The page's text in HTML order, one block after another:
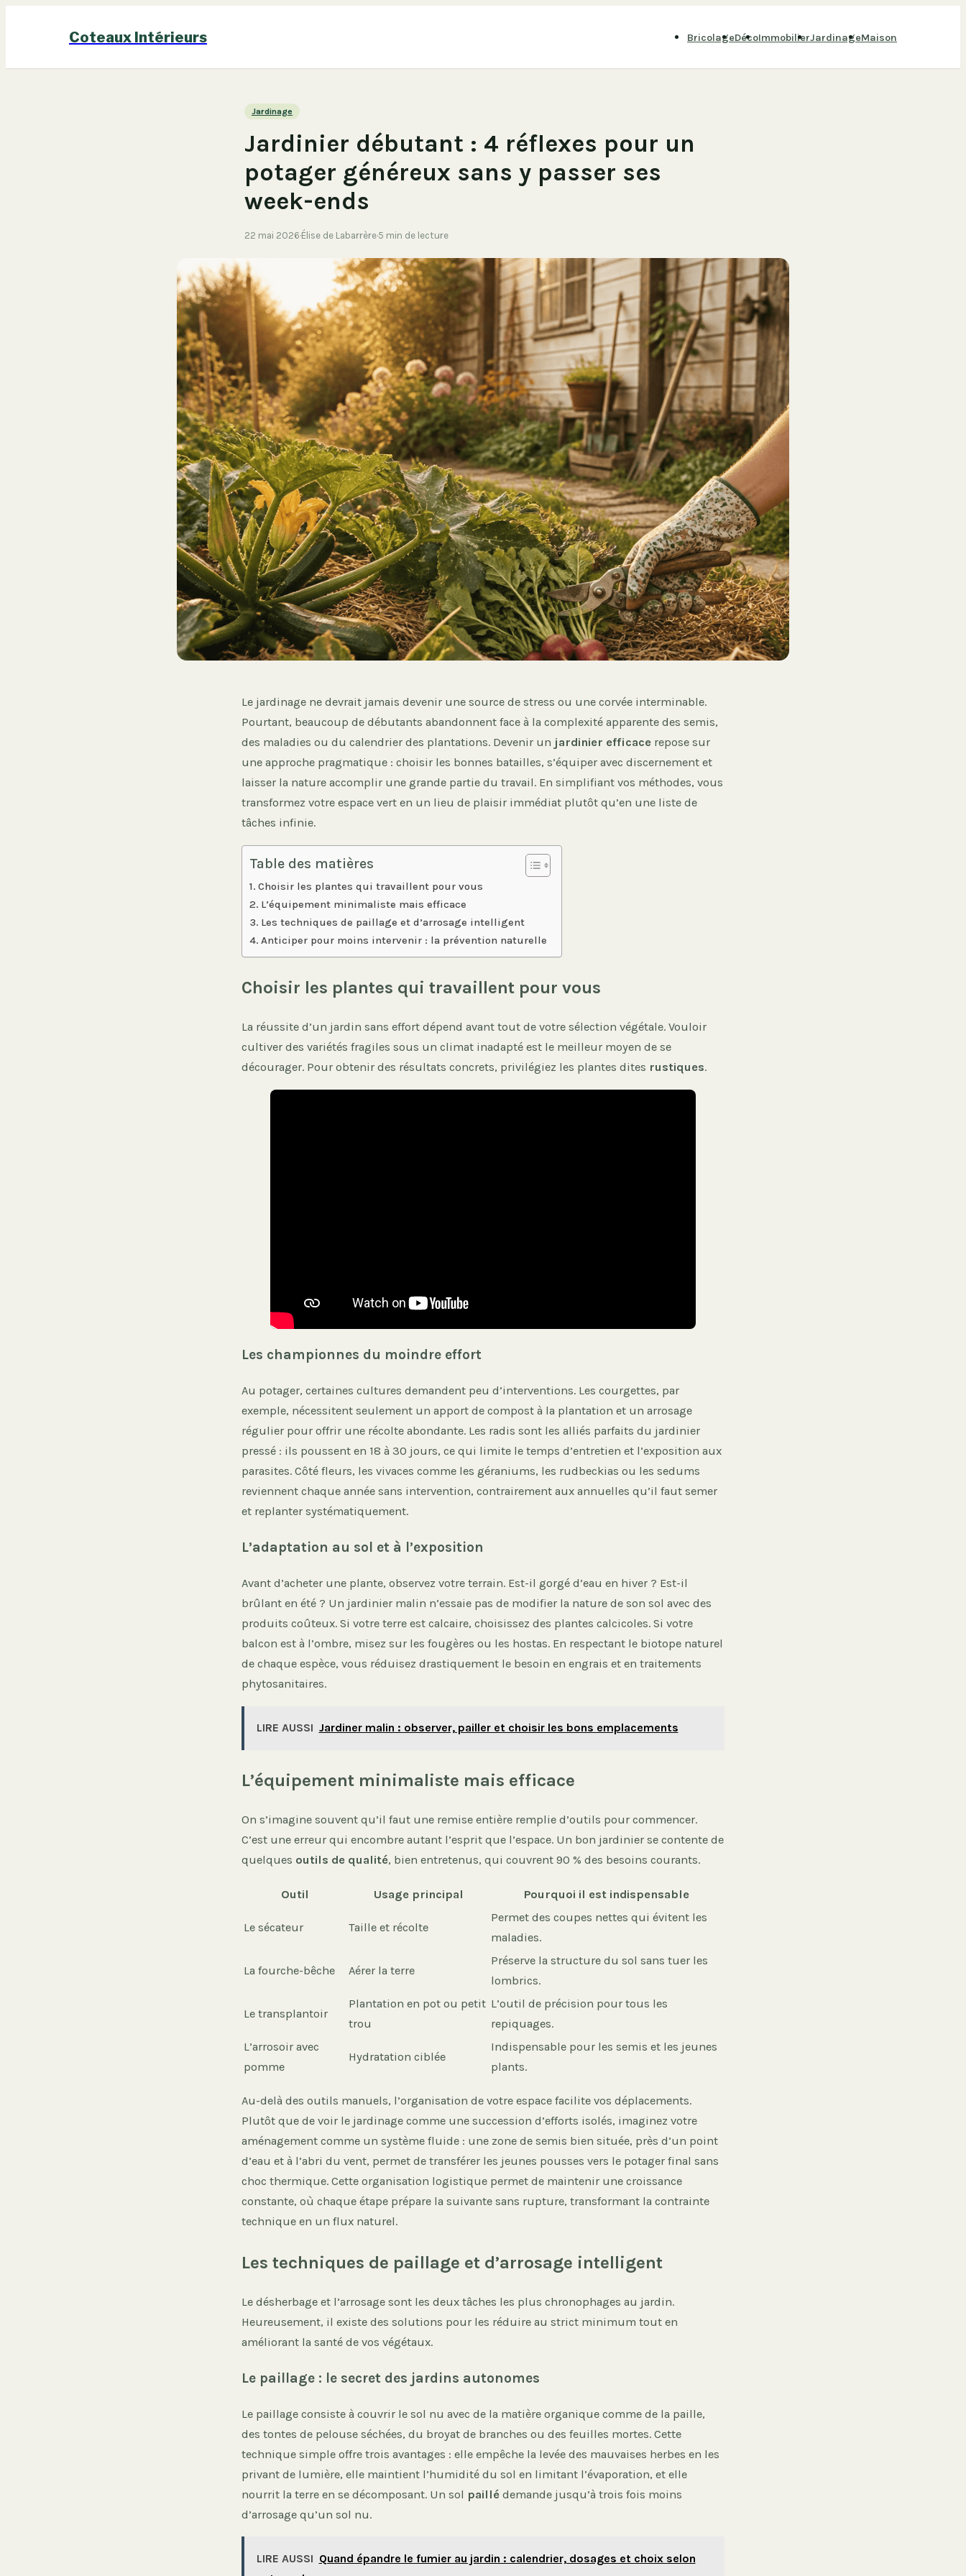
Coteaux Intérieurs BricolageDécoImmobilierJardinageMaison
Jardinage
Jardinier débutant : 4 réflexes pour un
potager généreux sans y passer ses
week-ends
22 mai 2026·Élise de Labarrère·5 min de lecture
Le jardinage ne devrait jamais devenir une source de stress ou une corvée interminable.
Pourtant, beaucoup de débutants abandonnent face à la complexité apparente des semis,
des maladies ou du calendrier des plantations. Devenir un jardinier efficace repose sur
une approche pragmatique : choisir les bonnes batailles, s’équiper avec discernement et
laisser la nature accomplir une grande partie du travail. En simplifiant vos méthodes, vous
transformez votre espace vert en un lieu de plaisir immédiat plutôt qu’en une liste de
tâches infinie.
Table des matières
Choisir les plantes qui travaillent pour vous
L’équipement minimaliste mais efficace
Les techniques de paillage et d’arrosage intelligent
Anticiper pour moins intervenir : la prévention naturelle
Choisir les plantes qui travaillent pour vous
La réussite d’un jardin sans effort dépend avant tout de votre sélection végétale. Vouloir
cultiver des variétés fragiles sous un climat inadapté est le meilleur moyen de se
décourager. Pour obtenir des résultats concrets, privilégiez les plantes dites rustiques.
Les championnes du moindre effort
Au potager, certaines cultures demandent peu d’interventions. Les courgettes, par
exemple, nécessitent seulement un apport de compost à la plantation et un arrosage
régulier pour offrir une récolte abondante. Les radis sont les alliés parfaits du jardinier
pressé : ils poussent en 18 à 30 jours, ce qui limite le temps d’entretien et l’exposition aux
parasites. Côté fleurs, les vivaces comme les géraniums, les rudbeckias ou les sedums
reviennent chaque année sans intervention, contrairement aux annuelles qu’il faut semer
et replanter systématiquement.
L’adaptation au sol et à l’exposition
Avant d’acheter une plante, observez votre terrain. Est-il gorgé d’eau en hiver ? Est-il
brûlant en été ? Un jardinier malin n’essaie pas de modifier la nature de son sol avec des
produits coûteux. Si votre terre est calcaire, choisissez des plantes calcicoles. Si votre
balcon est à l’ombre, misez sur les fougères ou les hostas. En respectant le biotope naturel
de chaque espèce, vous réduisez drastiquement le besoin en engrais et en traitements
phytosanitaires.
LIRE AUSSI Jardiner malin : observer, pailler et choisir les bons emplacements
L’équipement minimaliste mais efficace
On s’imagine souvent qu’il faut une remise entière remplie d’outils pour commencer.
C’est une erreur qui encombre autant l’esprit que l’espace. Un bon jardinier se contente de
quelques outils de qualité, bien entretenus, qui couvrent 90 % des besoins courants.
Outil Usage principal Pourquoi il est indispensable
Le sécateur Taille et récolte
Permet des coupes nettes qui évitent les
maladies.
La fourche-bêche Aérer la terre
Préserve la structure du sol sans tuer les
lombrics.
Le transplantoir
Plantation en pot ou petit
trou
L’outil de précision pour tous les
repiquages.
L’arrosoir avec
pomme
Hydratation ciblée
Indispensable pour les semis et les jeunes
plants.
Au-delà des outils manuels, l’organisation de votre espace facilite vos déplacements.
Plutôt que de voir le jardinage comme une succession d’efforts isolés, imaginez votre
aménagement comme un système fluide : une zone de semis bien située, près d’un point
d’eau et à l’abri du vent, permet de transférer les jeunes pousses vers le potager final sans
choc thermique. Cette organisation logistique permet de maintenir une croissance
constante, où chaque étape prépare la suivante sans rupture, transformant la contrainte
technique en un flux naturel.
Les techniques de paillage et d’arrosage intelligent
Le désherbage et l’arrosage sont les deux tâches les plus chronophages au jardin.
Heureusement, il existe des solutions pour les réduire au strict minimum tout en
améliorant la santé de vos végétaux.
Le paillage : le secret des jardins autonomes
Le paillage consiste à couvrir le sol nu avec de la matière organique comme de la paille,
des tontes de pelouse séchées, du broyat de branches ou des feuilles mortes. Cette
technique simple offre trois avantages : elle empêche la levée des mauvaises herbes en les
privant de lumière, elle maintient l’humidité du sol en limitant l’évaporation, et elle
nourrit la terre en se décomposant. Un sol paillé demande jusqu’à trois fois moins
d’arrosage qu’un sol nu.
LIRE AUSSI Quand épandre le fumier au jardin : calendrier, dosages et choix selon